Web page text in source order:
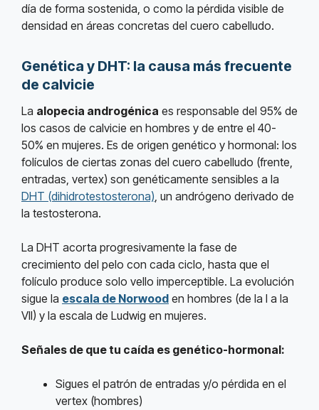
día de forma sostenida, o como la pérdida visible de
densidad en áreas concretas del cuero cabelludo.
Genética y DHT: la causa más frecuente
de calvicie
La alopecia androgénica es responsable del 95% de
los casos de calvicie en hombres y de entre el 40-
50% en mujeres. Es de origen genético y hormonal: los
folículos de ciertas zonas del cuero cabelludo (frente,
entradas, vertex) son genéticamente sensibles a la
DHT (dihidrotestosterona), un andrógeno derivado de
la testosterona.
La DHT acorta progresivamente la fase de
crecimiento del pelo con cada ciclo, hasta que el
folículo produce solo vello imperceptible. La evolución
sigue la escala de Norwood en hombres (de la I a la
VII) y la escala de Ludwig en mujeres.
Señales de que tu caída es genético-hormonal:
Sigues el patrón de entradas y/o pérdida en el
vertex (hombres)